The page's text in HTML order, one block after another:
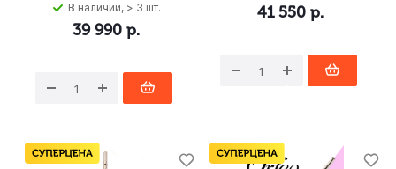
В наличии, > 3 шт.
39 990р.
41 550 р.